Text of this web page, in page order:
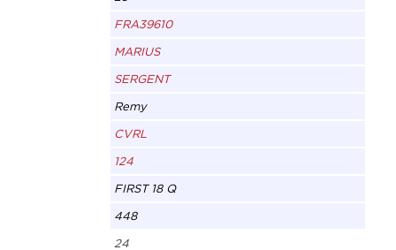
FRA39610
MARIUS
SERGENT
Remy
CVRL
124
FIRST 18 Q
448
24